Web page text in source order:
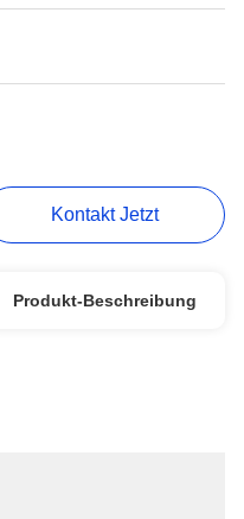
Kontakt Jetzt
Produkt-Beschreibung